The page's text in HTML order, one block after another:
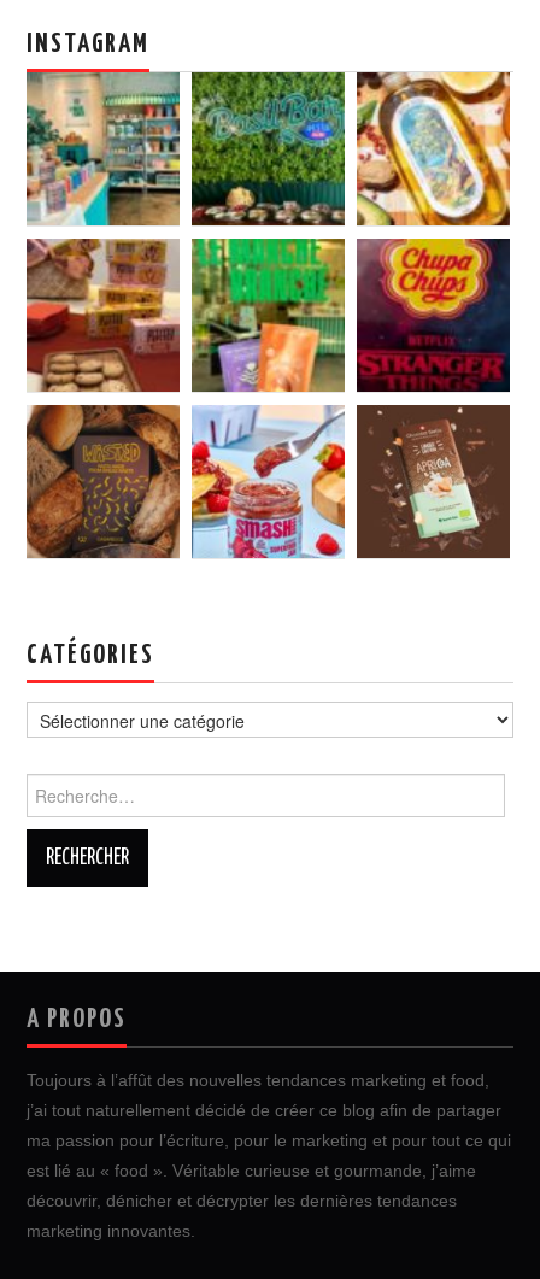
INSTAGRAM
CATÉGORIES
A PROPOS
Toujours à l’affût des nouvelles tendances marketing et food,
j’ai tout naturellement décidé de créer ce blog afin de partager
ma passion pour l’écriture, pour le marketing et pour tout ce qui
est lié au « food ». Véritable curieuse et gourmande, j’aime
découvrir, dénicher et décrypter les dernières tendances
marketing innovantes.